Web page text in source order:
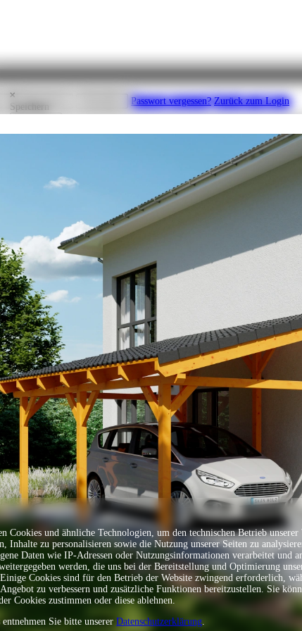
Registrieren Passwort vergessen? Zurück zum Login
können.
Bitte geben Sie Ihre E-Mail Adresse an, um für diesen
Konfigurator? Wenn Sie sich einloggen möchten, müssen Sie sich
K123456
Speichern
Sprache
Cookies und ähnliche Technologien, um den technischen Betrieb unserer
Inhalte zu personalisieren sowie die Nutzung unserer Seiten zu
Daten wie IP-Adressen oder Nutzungsinformationen verarbeitet und
werden, die uns bei der Bereitstellung und Optimierung
Cookies sind für den Betrieb der Website zwingend erforderlich,
zu verbessern und zusätzliche Funktionen bereitzustellen. Sie
Cookies zustimmen oder diese ablehnen.
Sie bitte unserer Datenschutzerklärung.